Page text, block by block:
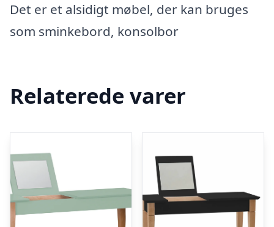
Det er et alsidigt møbel, der kan bruges
som sminkebord, konsolbor
Relaterede varer